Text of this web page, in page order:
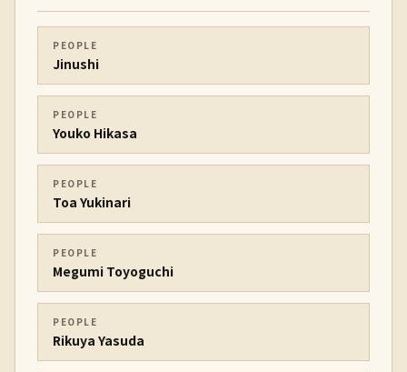
PEOPLE
Jinushi
PEOPLE
Youko Hikasa
PEOPLE
Toa Yukinari
PEOPLE
Megumi Toyoguchi
PEOPLE
Rikuya Yasuda